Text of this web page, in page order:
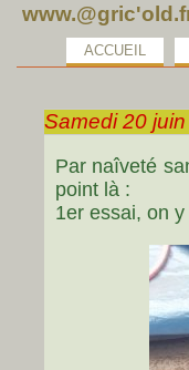
ACCUEIL
Samedi 20
Par naîveté
point là :
1er essai, on